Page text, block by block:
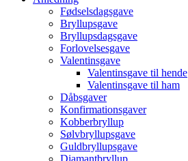
Fødselsdagsgave
Bryllupsgave
Bryllupsdagsgave
Forlovelsesgave
Valentinsgave
Valentinsgave til hende
Valentinsgave til ham
Dåbsgaver
Konfirmationsgaver
Kobberbryllup
Sølvbryllupsgave
Guldbryllupsgave
Diamantbryllup